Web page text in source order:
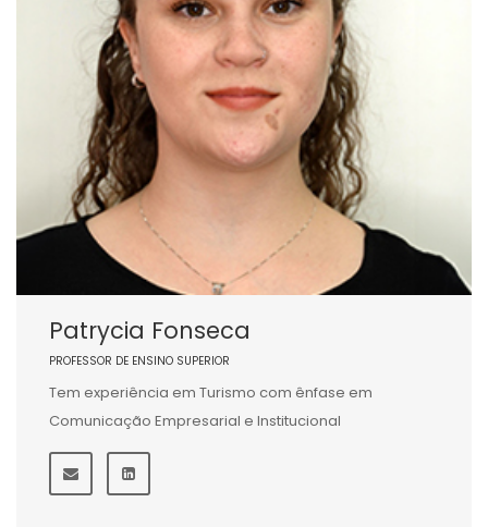
Patrycia Fonseca
PROFESSOR DE ENSINO SUPERIOR
Tem experiência em Turismo com ênfase em
Comunicação Empresarial e Institucional